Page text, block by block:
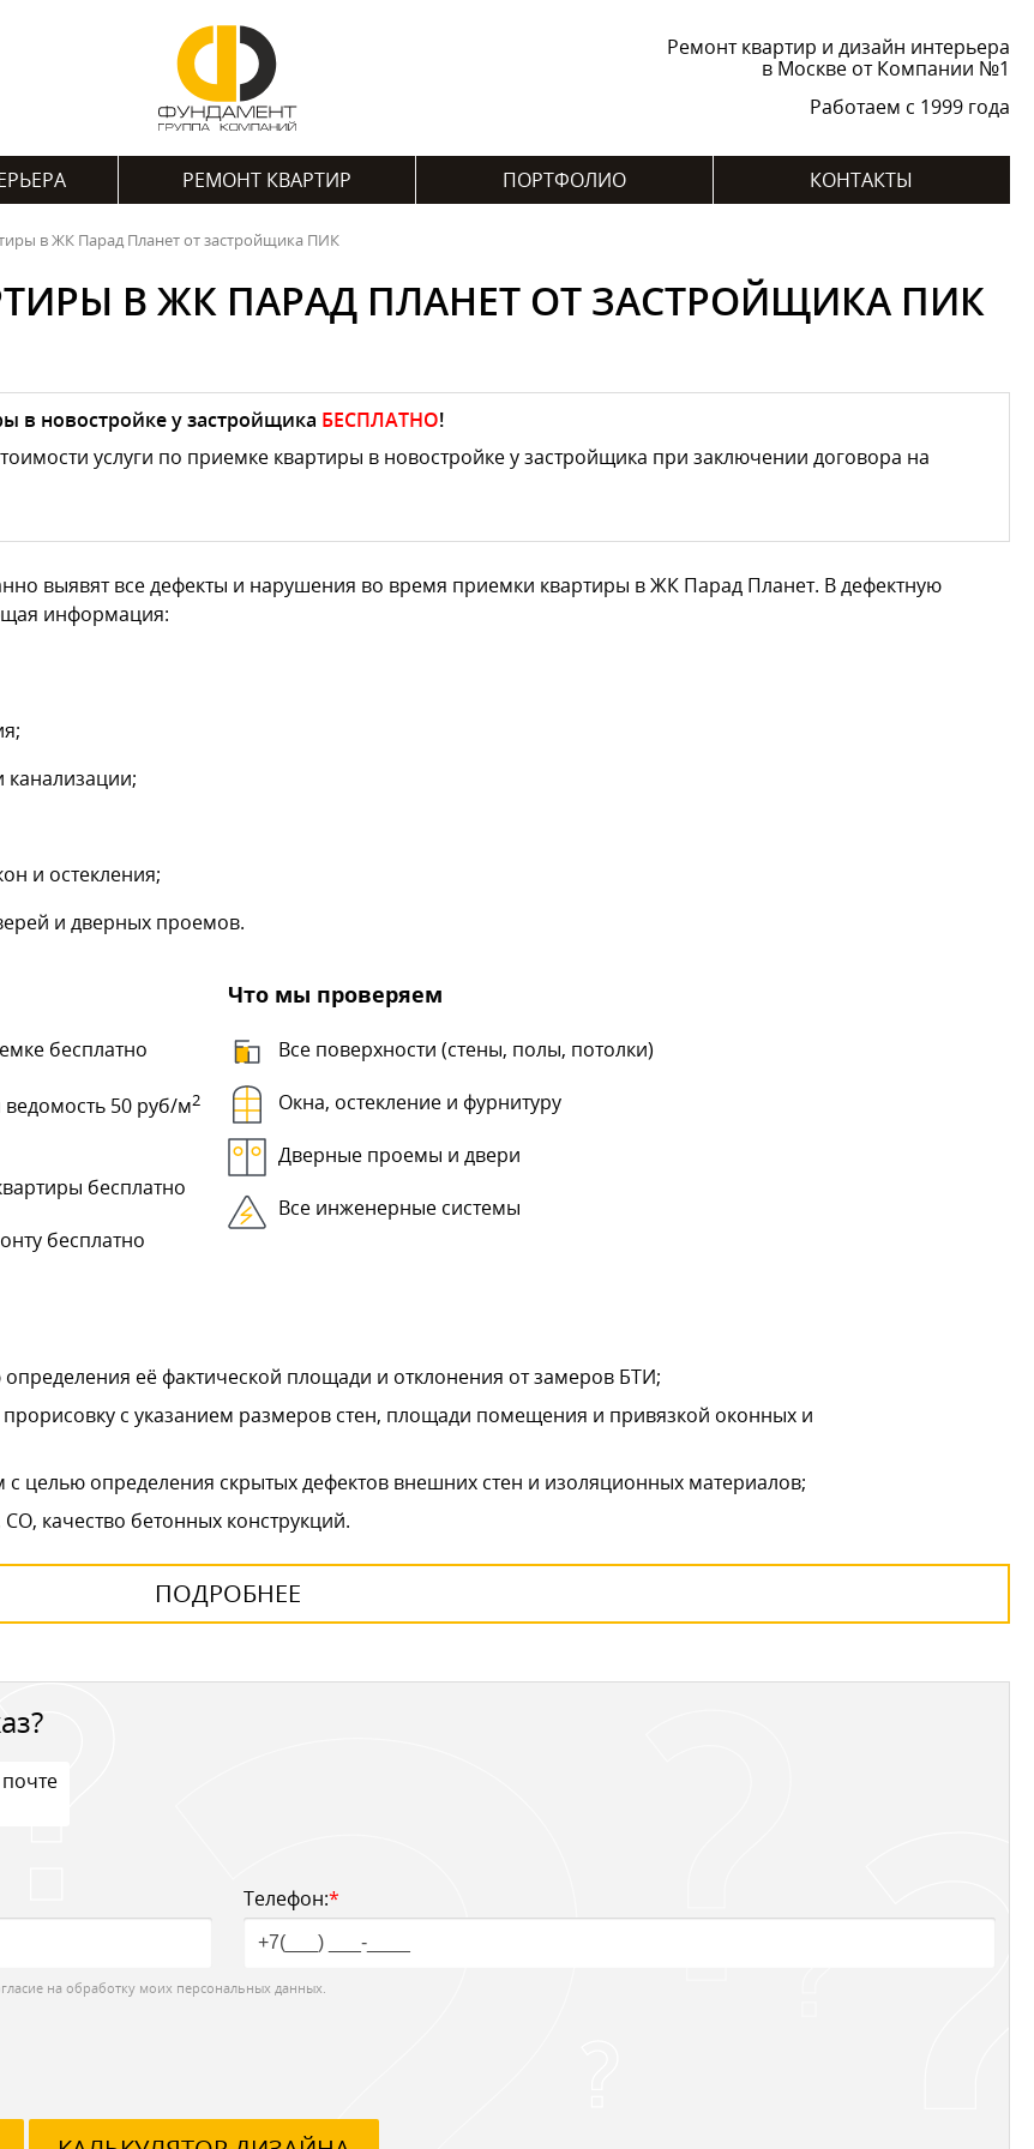
Ремонт квартир и дизайн интерьера
в Москве от Компании №1
Работаем с 1999 года
РЕМОНТ КВАРТИР ПОРТФОЛИО КОНТАКТЫ
в ЖК Парад Планет от застройщика ПИК
В ЖК ПАРАД ПЛАНЕТ ОТ ЗАСТРОЙЩИКА ПИК
в новостройке у застройщика БЕСПЛАТНО!
услуги по приемке квартиры в новостройке у застройщика при заключении договора на
выявят все дефекты и нарушения во время приемки квартиры в ЖК Парад Планет. В дефектную
информация:
канализации;
и остекления;
и дверных проемов.
бесплатно
50 руб/м2
бесплатно
бесплатно
Что мы проверяем
Все поверхности (стены, полы, потолки)
Окна, остекление и фурнитуру
Дверные проемы и двери
Все инженерные системы
её фактической площади и отклонения от замеров БТИ;
с указанием размеров стен, площади помещения и привязкой оконных и
целью определения скрытых дефектов внешних стен и изоляционных материалов;
качество бетонных конструкций.
ПОДРОБНЕЕ
Телефон:*
на обработку моих персональных данных.